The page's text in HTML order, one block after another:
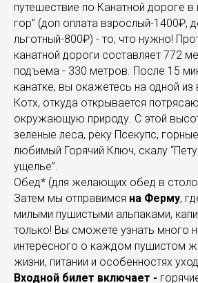
путешествие по Канатной дороге в
гор” (доп оплата взрослый-1400₽,
льготный-800₽) - то, что нужно!
канатной дороги составляет 772
подъема - 330 метров. После 15
канатке, вы окажетесь на одной
Котх, откуда открывается
окружающую природу. С этой
зеленые леса, реку Псекупс,
любимый Горячий Ключ, скалу
ущелье”.
Обед* (для желающих обед в
Затем мы отправимся на Ферму,
милыми пушистыми альпаками,
только! Вы сможете узнать много
интересного о каждом пушистом
жизни, питании и особенностях
Входной билет включает -